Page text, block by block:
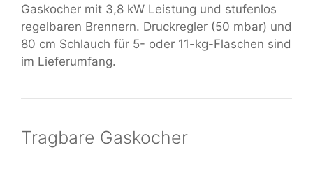
Gaskocher mit 3,8 kW Leistung und stufenlos
regelbaren Brennern. Druckregler (50 mbar) und
80 cm Schlauch für 5- oder 11-kg-Flaschen sind
im Lieferumfang.
Tragbare Gaskocher